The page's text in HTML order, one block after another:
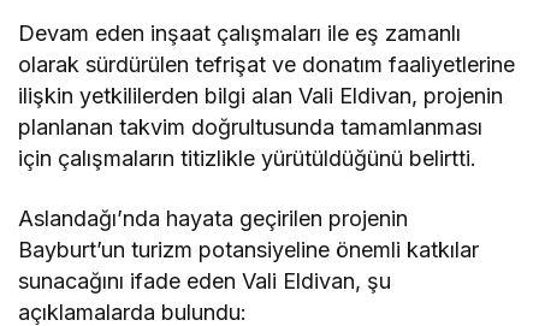
Devam eden inşaat çalışmaları ile eş zamanlı
olarak sürdürülen tefrişat ve donatım faaliyetlerine
ilişkin yetkililerden bilgi alan Vali Eldivan, projenin
planlanan takvim doğrultusunda tamamlanması
için çalışmaların titizlikle yürütüldüğünü belirtti.
Aslandağı’nda hayata geçirilen projenin
Bayburt’un turizm potansiyeline önemli katkılar
sunacağını ifade eden Vali Eldivan, şu
açıklamalarda bulundu: